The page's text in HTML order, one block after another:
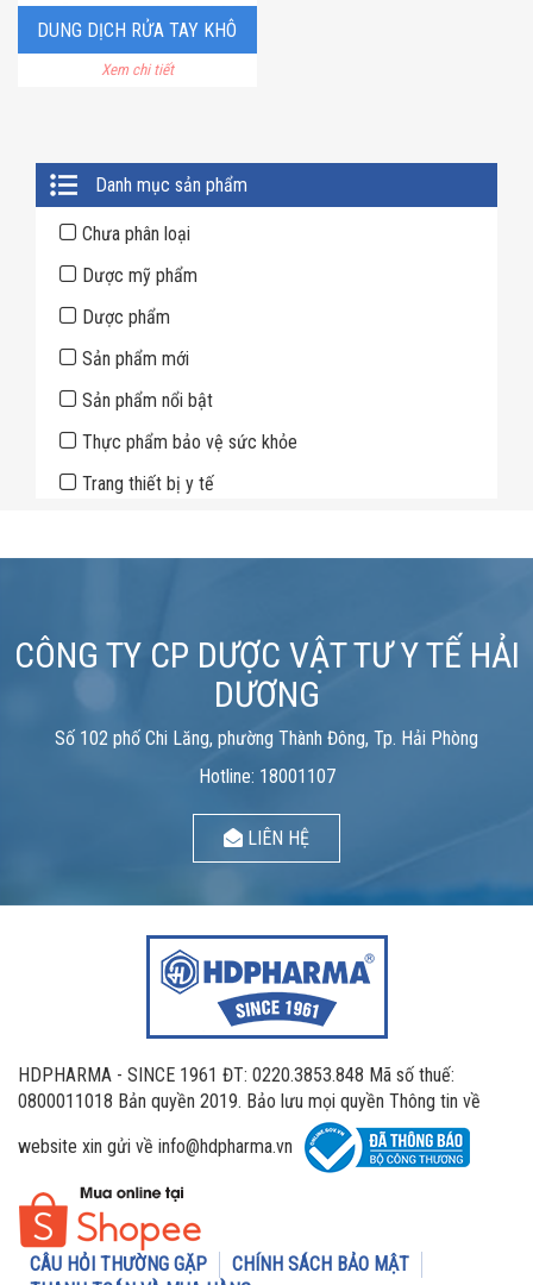
Primary
Sidebar
Danh mục sản phẩm
Chưa phân loại
Dược mỹ phẩm
Dược phẩm
Sản phẩm mới
Sản phẩm nổi bật
Thực phẩm bảo vệ sức khỏe
Trang thiết bị y tế
DUNG DỊCH RỬA TAY KHÔ
DR.HERBAL – 500ML
Xem chi tiết
CÔNG TY CP DƯỢC VẬT TƯ Y TẾ HẢI
DƯƠNG
Số 102 phố Chi Lăng, phường Thành Đông, Tp. Hải Phòng
Hotline: 18001107
LIÊN HỆ
HDPHARMA - SINCE 1961 ĐT: 0220.3853.848 Mã số thuế:
0800011018 Bản quyền 2019. Bảo lưu mọi quyền Thông tin về
website xin gửi về info@hdpharma.vn
CÂU HỎI THƯỜNG GẶP
CHÍNH SÁCH BẢO MẬT